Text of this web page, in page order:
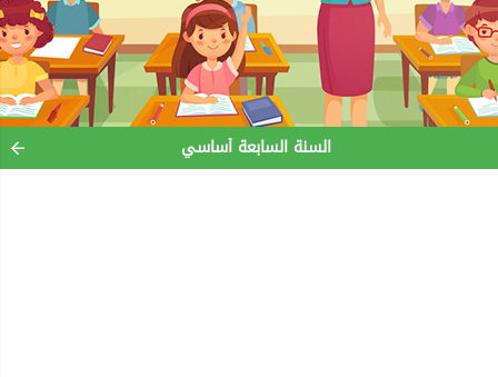
السنة السابعة أساسي